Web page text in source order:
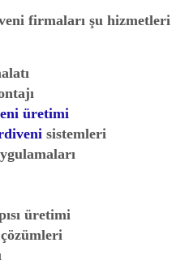
firmaları şu hizmetleri
üretimi
sistemleri
üretimi